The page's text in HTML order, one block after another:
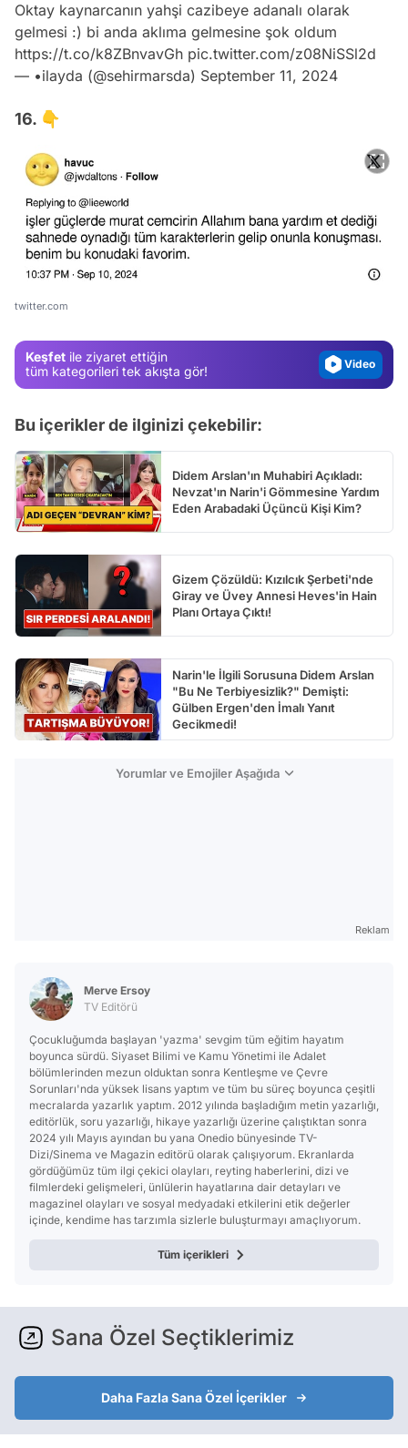
Oktay kaynarcanın yahşi cazibeye adanalı olarak
gelmesi :) bi anda aklıma gelmesine şok oldum
https://t.co/k8ZBnvavGh pic.twitter.com/z08NiSSl2d
— •ilayda (@sehirmarsda) September 11, 2024
16. 👇
twitter.com
Keşfet ile ziyaret ettiğin
tüm kategorileri tek akışta gör!
Video
Test
Video
Bu içerikler de ilginizi çekebilir:
Didem Arslan'ın Muhabiri Açıkladı:
Nevzat'ın Narin'i Gömmesine Yardım
Eden Arabadaki Üçüncü Kişi Kim?
Gizem Çözüldü: Kızılcık Şerbeti'nde
Giray ve Üvey Annesi Heves'in Hain
Planı Ortaya Çıktı!
Narin'le İlgili Sorusuna Didem Arslan
"Bu Ne Terbiyesizlik?" Demişti:
Gülben Ergen'den İmalı Yanıt
Gecikmedi!
Yorumlar ve Emojiler Aşağıda
Reklam
Merve Ersoy
TV Editörü
Çocukluğumda başlayan 'yazma' sevgim tüm eğitim hayatım
boyunca sürdü. Siyaset Bilimi ve Kamu Yönetimi ile Adalet
bölümlerinden mezun olduktan sonra Kentleşme ve Çevre
Sorunları'nda yüksek lisans yaptım ve tüm bu süreç boyunca çeşitli
mecralarda yazarlık yaptım. 2012 yılında başladığım metin yazarlığı,
editörlük, soru yazarlığı, hikaye yazarlığı üzerine çalıştıktan sonra
2024 yılı Mayıs ayından bu yana Onedio bünyesinde TV-
Dizi/Sinema ve Magazin editörü olarak çalışıyorum. Ekranlarda
gördüğümüz tüm ilgi çekici olayları, reyting haberlerini, dizi ve
filmlerdeki gelişmeleri, ünlülerin hayatlarına dair detayları ve
magazinel olayları ve sosyal medyadaki etkilerini etik değerler
içinde, kendime has tarzımla sizlerle buluşturmayı amaçlıyorum.
Tüm içerikleri
Sana Özel Seçtiklerimiz
Daha Fazla Sana Özel İçerikler